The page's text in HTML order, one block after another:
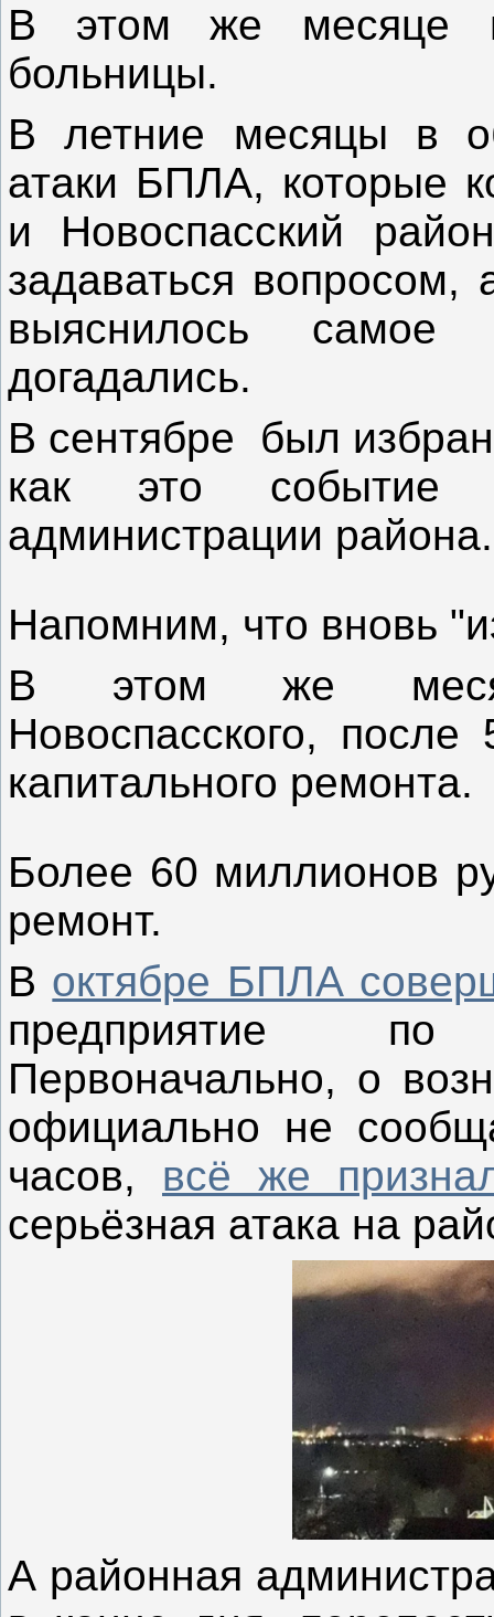
В этом же месяце
больницы.
В летние месяцы в
атаки БПЛА, которые
и Новоспасский
задаваться вопросом,
выяснилось
догадались.
В сентябре был
как это событие
администрации района.
Напомним, что вновь
В этом же
Новоспасского,
капитального ремонта.
Более 60 миллионов
ремонт.
В октябре БПЛА
предприятие по
Первоначально, о
официально не
часов, всё же
серьёзная атака на
А районная